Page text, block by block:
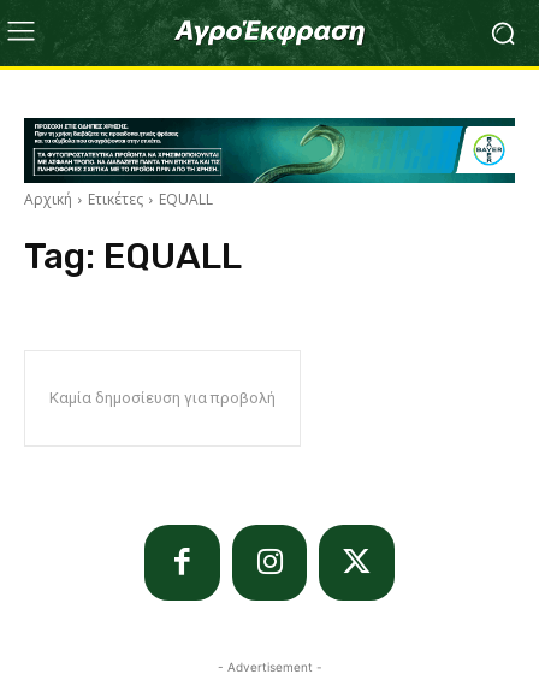
Αρχική Ετικέτες EQUALL
Tag: EQUALL
Καμία δημοσίευση για προβολή
- Advertisement -